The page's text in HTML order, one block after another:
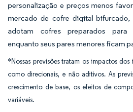
personalização e preços menos
mercado de cofre digital bifurcado,
adotam cofres preparados para
enquanto seus pares menores ficam
*Nossas previsões tratam os impactos dos
como direcionais, e não aditivos. As
crescimento de base, os efeitos de
variáveis.